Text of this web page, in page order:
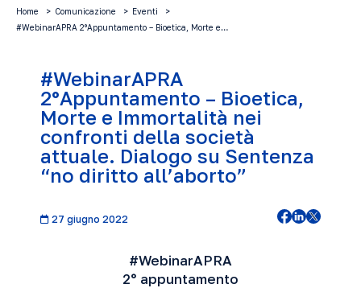
Home Comunicazione
Eventi
#WebinarAPRA 2°Appuntamento – Bioetica, Morte e…
#WebinarAPRA
2°Appuntamento – Bioetica,
Morte e Immortalità nei
confronti della società
attuale. Dialogo su Sentenza
“no diritto all’aborto”
27 giugno 2022
#WebinarAPRA
2° appuntamento